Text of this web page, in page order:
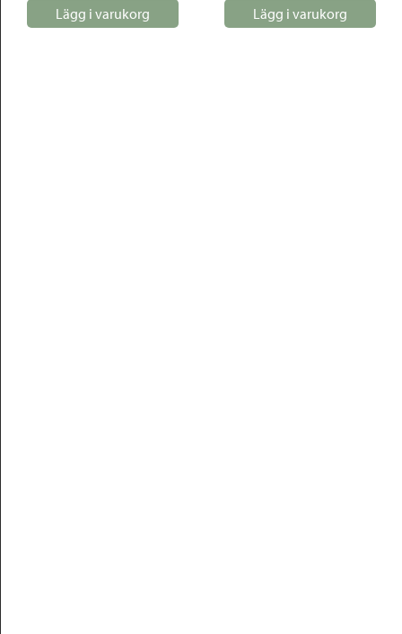
Lägg i varukorg Lägg i varukorg